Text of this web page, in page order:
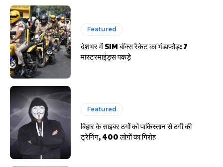
Featured
देशभर में SIM बॉक्स रैकेट का भंडाफोड़: 7
मास्टरमाइंड्स पकड़े
Featured
बिहार के साइबर ठगों को पाकिस्तान से ठगी की
ट्रेनिंग, 400 लोगों का गिरोह